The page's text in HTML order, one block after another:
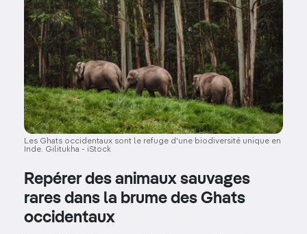
Les Ghats occidentaux sont le refuge d'une biodiversité unique en
Inde. Gilitukha - iStock
Repérer des animaux sauvages
rares dans la brume des Ghats
occidentaux